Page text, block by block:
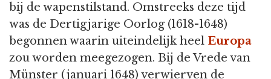
bij de wapenstilstand. Omstreeks deze tijd
was de Dertigjarige Oorlog (1618-1648)
begonnen waarin uiteindelijk heel Europa
zou worden meegezogen. Bij de Vrede van
Münster (januari 1648) verwierven de